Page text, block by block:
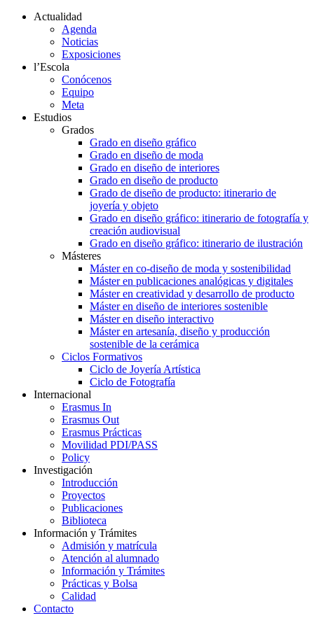
Actualidad
Agenda
Noticias
Exposiciones
l’Escola
Conócenos
Equipo
Meta
Estudios
Grados
Grado en diseño gráfico
Grado en diseño de moda
Grado en diseño de interiores
Grado en diseño de producto
Grado de diseño de producto: itinerario de
joyería y objeto
Grado en diseño gráfico: itinerario de fotografía y
creación audiovisual
Grado en diseño gráfico: itinerario de ilustración
Másteres
Máster en co-diseño de moda y sostenibilidad
Máster en publicaciones analógicas y digitales
Máster en creatividad y desarrollo de producto
Máster en diseño de interiores sostenible
Máster en diseño interactivo
Máster en artesanía, diseño y producción
sostenible de la cerámica
Ciclos Formativos
Ciclo de Joyería Artística
Ciclo de Fotografía
Internacional
Erasmus In
Erasmus Out
Erasmus Prácticas
Movilidad PDI/PASS
Policy
Investigación
Introducción
Proyectos
Publicaciones
Biblioteca
Información y Trámites
Admisión y matrícula
Atención al alumnado
Información y Trámites
Prácticas y Bolsa
Calidad
Contacto